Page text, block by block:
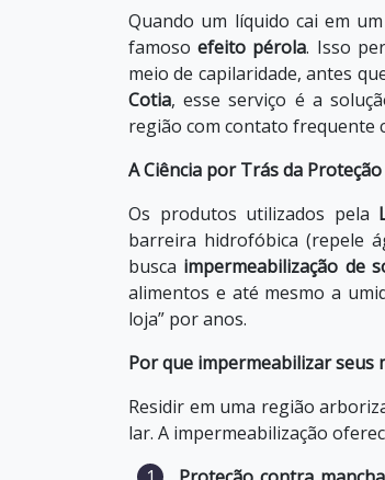
Quando um líquido cai em
famosoefeito pérola. Isso
meio de capilaridade, antes
Cotia, esse serviço é a
região com contato frequente
A Ciência por Trás da Proteção
Os produtos utilizados pela
barreira hidrofóbica (repele
busca impermeabilização de
alimentos e até mesmo a
loja” por anos.
Por que impermeabilizar seus
Residir em uma região
lar. A impermeabilização